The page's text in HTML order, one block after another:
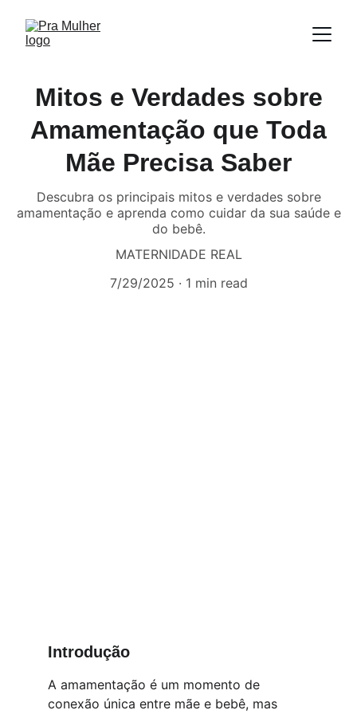
Mitos e Verdades sobre
Amamentação que Toda
Mãe Precisa Saber
Descubra os principais mitos e verdades sobre
amamentação e aprenda como cuidar da sua saúde e
do bebê.
MATERNIDADE REAL
7/29/2025
1 min read
Introdução
A amamentação é um momento de
conexão única entre mãe e bebê, mas